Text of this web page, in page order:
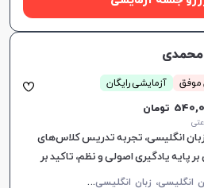
محمدی
آزمایشی رایگان
انگلیسی، تجربه تدریس کلاس‌های
یادگیری اصولی و نظم، تاکید بر
م
کالمه زبان انگلیسی، زبان انگلیسی عمومی، گرامر زبان انگلیسی، زبان انگلیسی تجاری، زبان انگلیسی آمریکایی، زبان انگلیسی کنکور سراسری، زبان انگلیسی کنکور کاردانی، زبان انگلیسی کودکان
اعتبار